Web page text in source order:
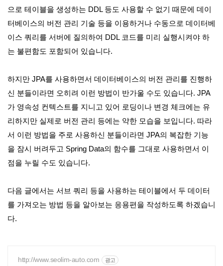
으로 테이블을 생성하는 DDL 등도 사용할 수 없기 때문에 데이
터베이스의 버전 관리 기술 등을 이용하거나 수동으로 데이터베
이스 쿼리를 서버에 질의하여 DDL 코드를 미리 실행시켜야 하
는 불편함도 포함되어 있습니다.
하지만 JPA를 사용하면서 데이터베이스의 버전 관리를 진행하
신 분들이라면 오히려 이런 방법이 반가울 수도 있습니다. JPA
가 영속성 컨텍스트를 지니고 있어 로딩이나 변경 체크에는 유
리하지만 실제로 버전 관리 등에는 약한 모습을 보입니다. 따라
서 이런 방법을 주로 사용하신 분들이라면 JPA의 복잡한 기능
을 잠시 버려두고 Spring Data의 함수를 그대로 사용하면서 이
점을 누릴 수도 있습니다.
다음 글에서는 서브 쿼리 등을 사용하는 테이블에서 두 데이터
를 가져오는 방법 등을 알아보는 응용편을 작성하도록 하겠습니
다.
http://www.seolim-auto.com 광고